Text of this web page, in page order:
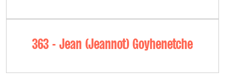
363 - Jean (Jeannot) Goyhenetche